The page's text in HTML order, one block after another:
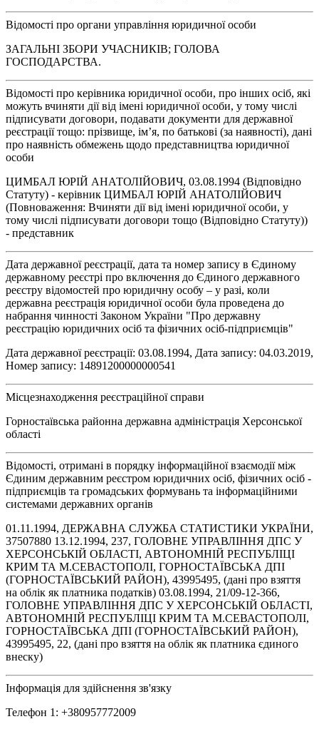
Відомості про органи управління юридичної особи
ЗАГАЛЬНІ ЗБОРИ УЧАСНИКІВ; ГОЛОВА
ГОСПОДАРСТВА.
Відомості про керівника юридичної особи, про інших осіб, які
можуть вчиняти дії від імені юридичної особи, у тому числі
підписувати договори, подавати документи для державної
реєстрації тощо: прізвище, ім’я, по батькові (за наявності), дані
про наявність обмежень щодо представництва юридичної
особи
ЦИМБАЛ ЮРІЙ АНАТОЛІЙОВИЧ, 03.08.1994 (Відповідно
Статуту) - керівник ЦИМБАЛ ЮРІЙ АНАТОЛІЙОВИЧ
(Повноваження: Вчиняти дії від імені юридичної особи, у
тому числі підписувати договори тощо (Відповідно Статуту))
- представник
Дата державної реєстрації, дата та номер запису в Єдиному
державному реєстрі про включення до Єдиного державного
реєстру відомостей про юридичну особу – у разі, коли
державна реєстрація юридичної особи була проведена до
набрання чинності Законом України "Про державну
реєстрацію юридичних осіб та фізичних осіб-підприємців"
Дата державної реєстрації: 03.08.1994, Дата запису: 04.03.2019,
Номер запису: 14891200000000541
Місцезнаходження реєстраційної справи
Горностаївська районна державна адміністрація Херсонської
області
Відомості, отримані в порядку інформаційної взаємодії між
Єдиним державним реєстром юридичних осіб, фізичних осіб -
підприємців та громадських формувань та інформаційними
системами державних органів
01.11.1994, ДЕРЖАВНА СЛУЖБА СТАТИСТИКИ УКРАЇНИ,
37507880 13.12.1994, 237, ГОЛОВНЕ УПРАВЛІННЯ ДПС У
ХЕРСОНСЬКІЙ ОБЛАСТІ, АВТОНОМНІЙ РЕСПУБЛІЦІ
КРИМ ТА М.СЕВАСТОПОЛІ, ГОРНОСТАЇВСЬКА ДПІ
(ГОРНОСТАЇВСЬКИЙ РАЙОН), 43995495, (дані про взяття
на облік як платника податків) 03.08.1994, 21/09-12-366,
ГОЛОВНЕ УПРАВЛІННЯ ДПС У ХЕРСОНСЬКІЙ ОБЛАСТІ,
АВТОНОМНІЙ РЕСПУБЛІЦІ КРИМ ТА М.СЕВАСТОПОЛІ,
ГОРНОСТАЇВСЬКА ДПІ (ГОРНОСТАЇВСЬКИЙ РАЙОН),
43995495, 22, (дані про взяття на облік як платника єдиного
внеску)
Інформація для здійснення зв'язку
Телефон 1: +380957772009